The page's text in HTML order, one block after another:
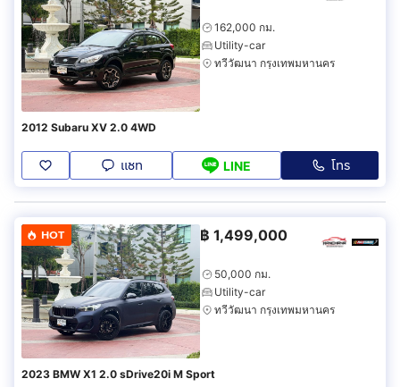
162,000 กม.
Utility-car
ทวีวัฒนา กรุงเทพมหานคร
2012 Subaru XV 2.0 4WD
แชท LINE โทร
HOT ฿ 1,499,000
50,000 กม.
Utility-car
ทวีวัฒนา กรุงเทพมหานคร
2023 BMW X1 2.0 sDrive20i M Sport